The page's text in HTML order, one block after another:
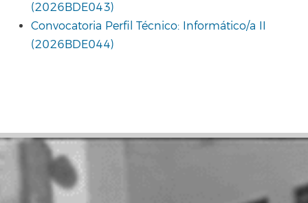
(2026BDE043)
Convocatoria Perfil Técnico: Informático/a II
(2026BDE044)